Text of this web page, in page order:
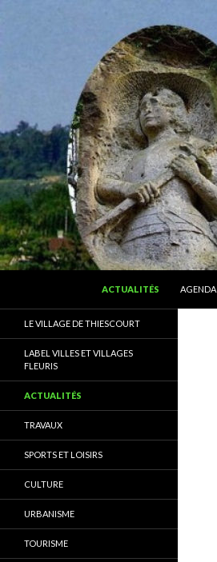
ACTUALITÉS
AGENDA
Thiescourt (Oise)
LE VILLAGE DE THIESCOURT
LABEL VILLES ET VILLAGES
FLEURIS
ACTUALITÉS
TRAVAUX
SPORTS ET LOISIRS
CULTURE
URBANISME
TOURISME